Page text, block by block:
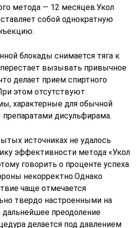
метода — 12 месяцев.Укол
собой однократную
блокады снимается тяга к
перестает вызывать привычное
делает прием спиртного
этом отсутствуют
характерные для обычной
дисульфирама.
источниках не удалось
эффективности метода «Укол
говорить о проценте успеха
некорректно.Однако
чаще отмечается
твердо настроенными на
дальнейшее преодоление
делается под давлением